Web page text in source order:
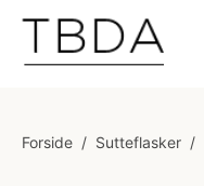
Forside / Sutteflasker /